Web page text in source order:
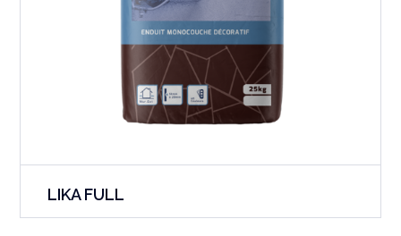
LIKA FULL